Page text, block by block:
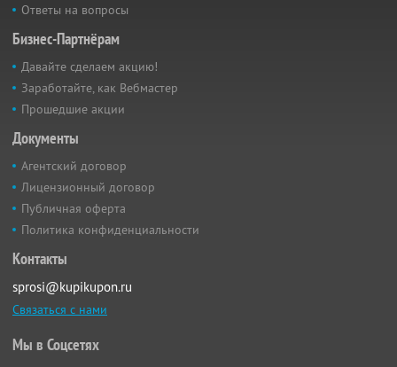
Ответы на вопросы
Бизнес-Партнёрам
Давайте сделаем акцию!
Заработайте, как Вебмастер
Прошедшие акции
Документы
Агентский договор
Лицензионный договор
Публичная оферта
Политика конфиденциальности
Контакты
sprosi@kupikupon.ru
Связаться с нами
Мы в Соцсетях